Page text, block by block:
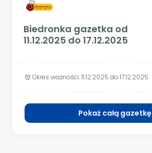
Biedronka gazetka od
11.12.2025 do 17.12.2025
alarm Okres ważności:11.12.2025 do 17.12.2025
Pokaż całą gazetkę